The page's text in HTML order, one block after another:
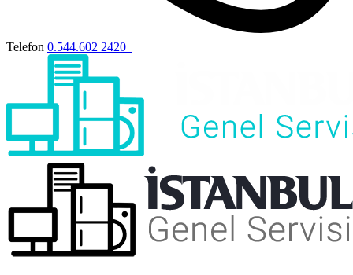
Telefon 0.544.602 2420